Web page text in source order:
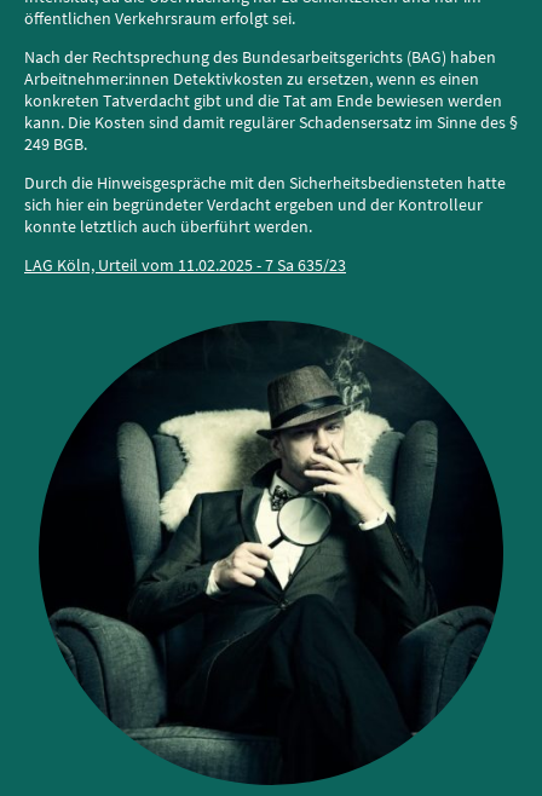
öffentlichen Verkehrsraum erfolgt sei.
Nach der Rechtsprechung des Bundesarbeitsgerichts (BAG) haben
Arbeitnehmer:innen Detektivkosten zu ersetzen, wenn es einen
konkreten Tatverdacht gibt und die Tat am Ende bewiesen werden
kann. Die Kosten sind damit regulärer Schadensersatz im Sinne des §
249 BGB.
Durch die Hinweisgespräche mit den Sicherheitsbediensteten hatte
sich hier ein begründeter Verdacht ergeben und der Kontrolleur
konnte letztlich auch überführt werden.
LAG Köln, Urteil vom 11.02.2025 - 7 Sa 635/23